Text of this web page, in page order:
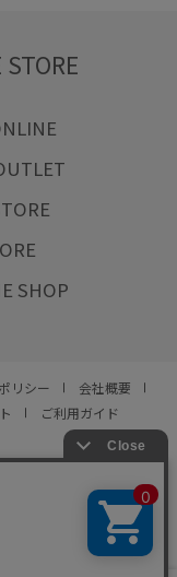
SHOP
リシー
会社概要
ご利用ガイド